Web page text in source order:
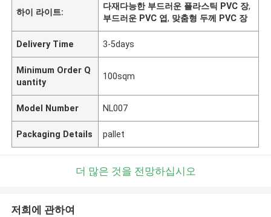
하이 라이트:
다재다능한 부드러운 플라스틱 PVC 장,
부드러운 PVC 엽, 맞춤형 두께 PVC 장
Delivery Time 3-5days
Minimum Order Q
uantity
100sqm
Model Number NL007
Packaging Details pallet
더 많은 것을 전망하십시오
저희에 관하여